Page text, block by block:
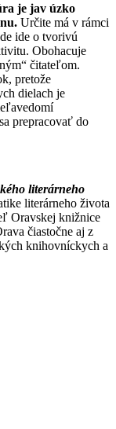
je jav úzko
Určite má v rámci
ide o tvorivú
Obohacuje
čitateľom.
pretože
dielach je
prepracovať do
literárneho
literárneho života
Oravskej knižnice
čiastočne aj z
knihovníckych a